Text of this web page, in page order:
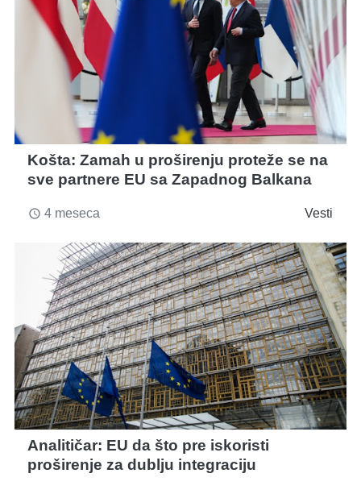
Košta: Zamah u proširenju proteže se na
sve partnere EU sa Zapadnog Balkana
access_time 4 meseca Vesti
Analitičar: EU da što pre iskoristi
proširenje za dublju integraciju